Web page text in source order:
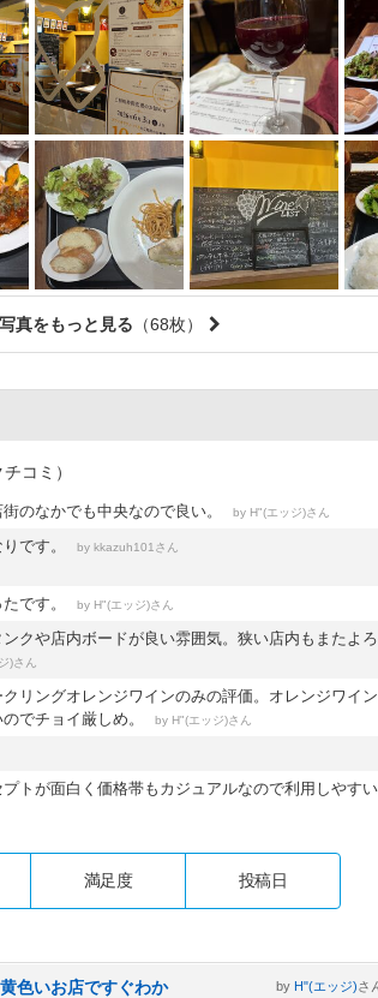
写真をもっと見る （68枚）
コミ）
のなかでも中央なので良い。 by H"(エッジ)さん
です。 by kkazuh101さん
です。 by H"(エッジ)さん
クや店内ボードが良い雰囲気。狭い店内もまたよろ
)さん
クリングオレンジワインのみの評価。オレンジワイ
でチョイ厳しめ。
by H"(エッジ)さん
プトが面白く価格帯もカジュアルなので利用しやすい
満足度 投稿日
色いお店ですぐわか
by H"(エッジ)さ